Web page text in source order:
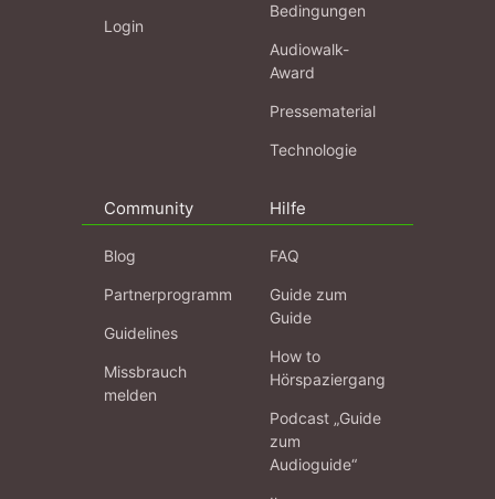
Login
Bedingungen
Audiowalk-
Award
Pressematerial
Technologie
Community
Blog
Partnerprogramm
Guidelines
Missbrauch
melden
Hilfe
FAQ
Guide zum
Guide
How to
Hörspaziergang
Podcast „Guide
zum
Audioguide“